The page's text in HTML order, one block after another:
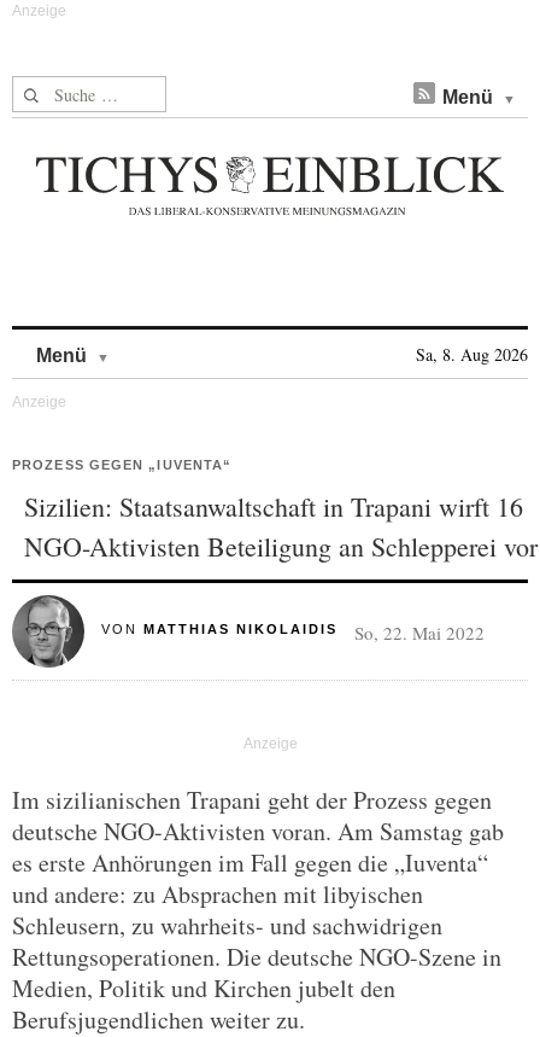
Suche nach: Menü
Menü Sa, 8. Aug 2026
PROZESS GEGEN „IUVENTA“
Sizilien: Staatsanwaltschaft in Trapani wirft 16
NGO-Aktivisten Beteiligung an Schlepperei vor
VON MATTHIAS NIKOLAIDIS So, 22. Mai 2022
Im sizilianischen Trapani geht der Prozess gegen
deutsche NGO-Aktivisten voran. Am Samstag gab
es erste Anhörungen im Fall gegen die „Iuventa“
und andere: zu Absprachen mit libyischen
Schleusern, zu wahrheits- und sachwidrigen
Rettungsoperationen. Die deutsche NGO-Szene in
Medien, Politik und Kirchen jubelt den
Berufsjugendlichen weiter zu.